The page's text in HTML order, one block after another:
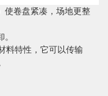
使卷盘紧凑，场地更整
料特性，它可以传输